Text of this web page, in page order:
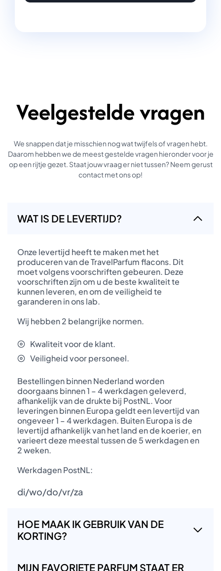
Veelgestelde vragen
We snappen dat je misschien nog wat twijfels of vragen hebt.
Daarom hebben we de meest gestelde vragen hieronder voor je
op een rijtje gezet. Staat jouw vraag er niet tussen? Neem gerust
contact met ons op!
WAT IS DE LEVERTIJD?
Onze levertijd heeft te maken met het
produceren van de TravelParfum flacons. Dit
moet volgens voorschriften gebeuren. Deze
voorschriften zijn om u de beste kwaliteit te
kunnen leveren, en om de veiligheid te
garanderen in ons lab.
Wij hebben 2 belangrijke normen.
Kwaliteit voor de klant.
Veiligheid voor personeel.
Bestellingen binnen Nederland worden
doorgaans binnen 1 – 4 werkdagen geleverd,
afhankelijk van de drukte bij PostNL. Voor
leveringen binnen Europa geldt een levertijd van
ongeveer 1 – 4 werkdagen. Buiten Europa is de
levertijd afhankelijk van het land en de koerier, en
varieert deze meestal tussen de 5 werkdagen en
2 weken.
Werkdagen PostNL:
di/wo/do/vr/za
HOE MAAK IK GEBRUIK VAN DE
KORTING?
MIJN FAVORIETE PARFUM STAAT ER